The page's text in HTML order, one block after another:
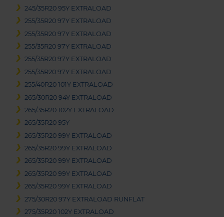
245/35R20 95Y EXTRALOAD
255/35R20 97Y EXTRALOAD
255/35R20 97Y EXTRALOAD
255/35R20 97Y EXTRALOAD
255/35R20 97Y EXTRALOAD
255/35R20 97Y EXTRALOAD
255/40R20 101Y EXTRALOAD
265/30R20 94Y EXTRALOAD
265/35R20 102Y EXTRALOAD
265/35R20 95Y
265/35R20 99Y EXTRALOAD
265/35R20 99Y EXTRALOAD
265/35R20 99Y EXTRALOAD
265/35R20 99Y EXTRALOAD
265/35R20 99Y EXTRALOAD
275/30R20 97Y EXTRALOAD RUNFLAT
275/35R20 102Y EXTRALOAD